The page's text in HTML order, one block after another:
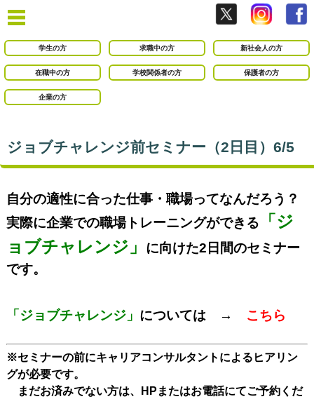
学生の方 求職中の方 新社会人の方
在職中の方 学校関係者の方 保護者の方
企業の方
ジョブチャレンジ前セミナー（2日目）6/5
自分の適性に合った仕事・職場ってなんだろう？
実際に企業での職場トレーニングができる
「ジ
ョブチャレンジ」
に向けた2 日間のセミナー
です。
「ジョブチャレンジ」 については → こちら
※セミナーの前にキャリアコンサルタントによるヒアリン
グが必要です。
まだお済みでない方は、HPまたはお電話にてご予約くだ